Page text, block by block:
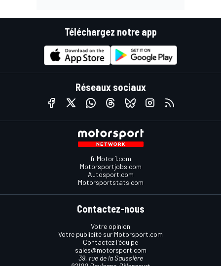
Téléchargez notre app
Réseaux sociaux
fr.Motor1.com
Motorsportjobs.com
Autosport.com
Motorsportstats.com
Contactez-nous
Votre opinion
Votre publicité sur Motorsport.com
Contactez l'équipe
sales@motorsport.com
39, rue de la Saussière